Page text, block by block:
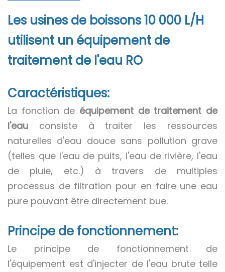
Les usines de boissons 10 000 L/H
utilisent un équipement de
traitement de l'eau RO
Caractéristiques:
La fonction de équipement de traitement de
l'eau consiste à traiter les ressources
naturelles d'eau douce sans pollution grave
(telles que l'eau de puits, l'eau de rivière, l'eau
de pluie, etc.) à travers de multiples
processus de filtration pour en faire une eau
pure pouvant être directement bue.
Principe de fonctionnement:
Le principe de fonctionnement de
l'équipement est d'injecter de l'eau brute telle